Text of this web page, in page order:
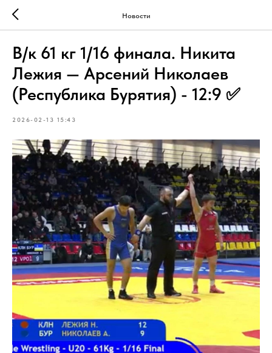
Новости
В/к 61 кг 1/16 финала. Никита
Лежия — Арсений Николаев
(Республика Бурятия) - 12:9 ✅
2026-02-13 15:43